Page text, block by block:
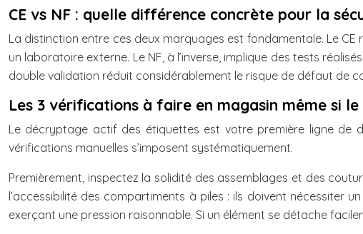
CE vs NF : quelle différence concrète pour la
La distinction entre ces deux marquages est fondamentale. Le
un laboratoire externe. Le NF, à l’inverse, implique des tests
double validation réduit considérablement le risque de défaut de
Les 3 vérifications à faire en magasin même si
Le décryptage actif des étiquettes est votre première ligne de
vérifications manuelles s’imposent systématiquement.
Premièrement, inspectez la solidité des assemblages et des
l’accessibilité des compartiments à piles : ils doivent nécessiter
exerçant une pression raisonnable. Si un élément se détache